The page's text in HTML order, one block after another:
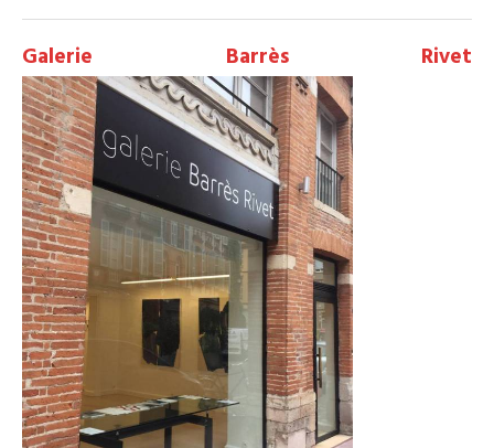
Galerie Barrès Rivet